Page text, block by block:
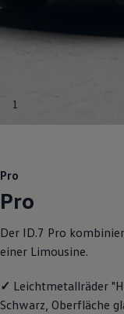
Über Ihr
1
Pro
Pro
Der ID.7 Pro
einer Limousine.
✓ Leichtmetallräder
Schwarz, Oberfläche